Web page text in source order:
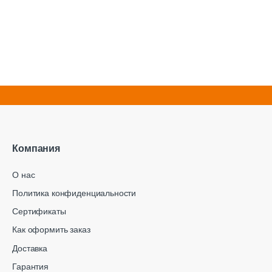
Компания
О нас
Политика конфиденциальности
Сертификаты
Как оформить заказ
Доставка
Гарантия